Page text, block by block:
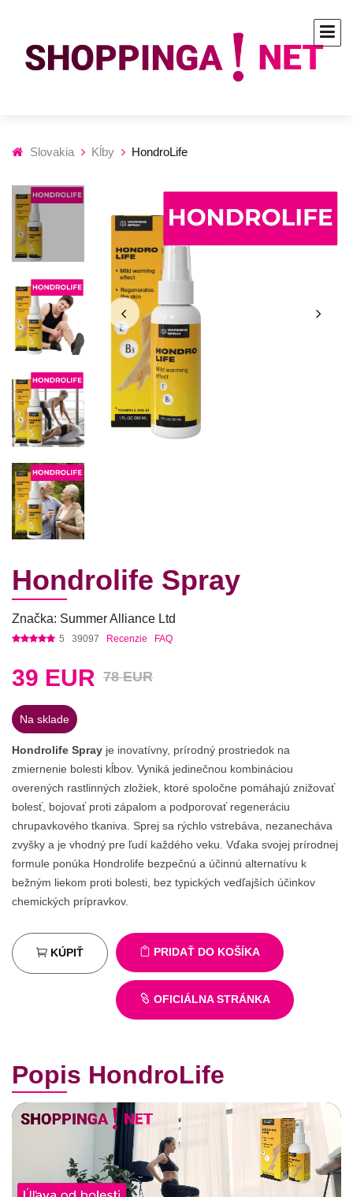
Slovakia Kĺby HondroLife
Hondrolife Spray
Značka: Summer Alliance Ltd
5 39097 Recenzie FAQ
39 EUR 78 EUR
Na sklade
Hondrolife Spray je inovatívny, prírodný prostriedok na
zmiernenie bolesti kĺbov. Vyniká jedinečnou kombináciou
overených rastlinných zložiek, ktoré spoločne pomáhajú znižovať
bolesť, bojovať proti zápalom a podporovať regeneráciu
chrupavkového tkaniva. Sprej sa rýchlo vstrebáva, nezanecháva
zvyšky a je vhodný pre ľudí každého veku. Vďaka svojej prírodnej
formule ponúka Hondrolife bezpečnú a účinnú alternatívu k
bežným liekom proti bolesti, bez typických vedľajších účinkov
chemických prípravkov.
PRIDAŤ DO KOŠÍKA
KÚPIŤ
OFICIÁLNA STRÁNKA
Popis HondroLife